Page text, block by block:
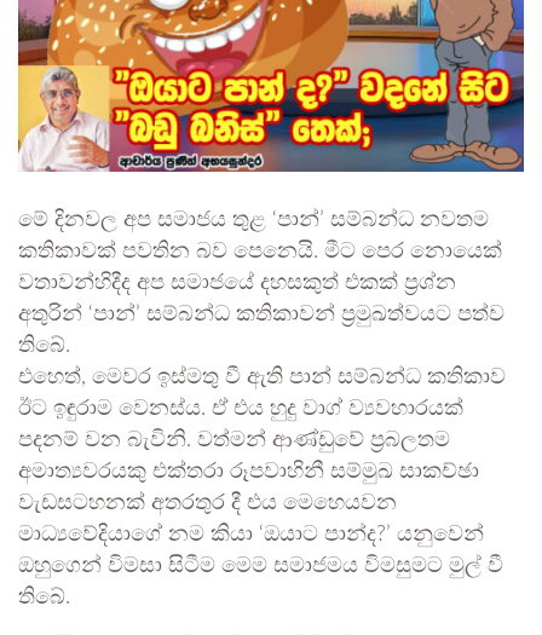
මේ දිනවල අප සමාජය තුළ ‘පාන්’ සම්බන්ධ නවතම
කතිකාවක් පවතින බව පෙනෙයි. මීට පෙර නොයෙක්
වතාවන්හිදීද අප සමාජයේ දහසකුත් එකක් ප්‍රශ්න
අතුරින් ‘පාන්’ සම්බන්ධ කතිකාවන් ප්‍රමුඛත්වයට පත්ව
තිබේ.
එහෙත්, මෙවර ඉස්මතු වී ඇති පාන් සම්බන්ධ කතිකාව
ඊට ඉඳුරාම වෙනස්ය. ඒ එය හුදු වාග් ව්‍යවහාරයක්
පදනම් වන බැවිනි. වත්මන් ආණ්ඩුවේ ප්‍රබලතම
අමාත්‍යවරයකු එක්තරා රූපවාහිනී සම්මුඛ සාකච්ඡා
වැඩසටහනක් අතරතුර දී එය මෙහෙයවන
මාධ්‍යවේදියාගේ නම කියා ‘ඔයාට පාන්ද?’ යනුවෙන්
ඔහුගෙන් විමසා සිටීම මෙම සමාජමය විමසුමට මුල් වී
තිබේ.